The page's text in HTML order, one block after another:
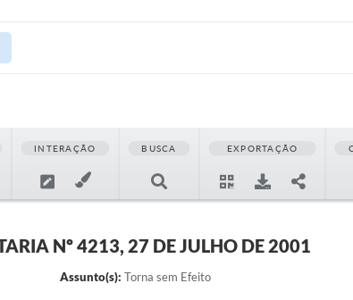
INTERAÇÃO BUSCA EXPORTAÇÃO
Nº 4213, 27 DE JULHO DE 2001
Assunto(s): Torna sem Efeito